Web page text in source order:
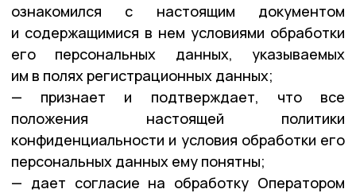
ознакомился с настоящим документом
и содержащимися в нем условиями обработки
его персональных данных, указываемых
им в полях регистрационных данных;
— признает и подтверждает, что все
положения настоящей политики
конфиденциальности и условия обработки его
персональных данных ему понятны;
— дает согласие на обработку Оператором